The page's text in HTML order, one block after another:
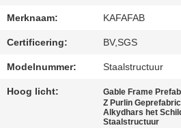
NEEM
Merknaam: KAFAFAB
Certificering: BV,SGS
Modelnummer: Staalstructuur
Hoog licht: Gable Frame
Z Purlin
Alkydhars het
Staalstructuur